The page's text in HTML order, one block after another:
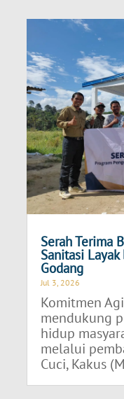
Serah Terima
Sanitasi
Godang
Jul 3, 2026
Komitmen
mendukung
hidup
melalui
Cuci, Kakus